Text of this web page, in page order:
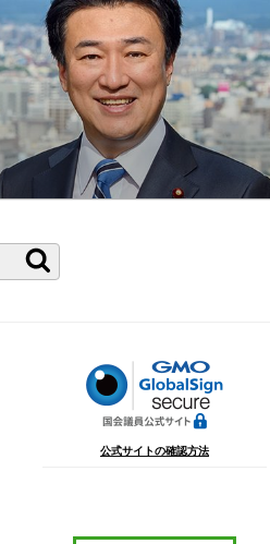
索
公式サイトの確認方法